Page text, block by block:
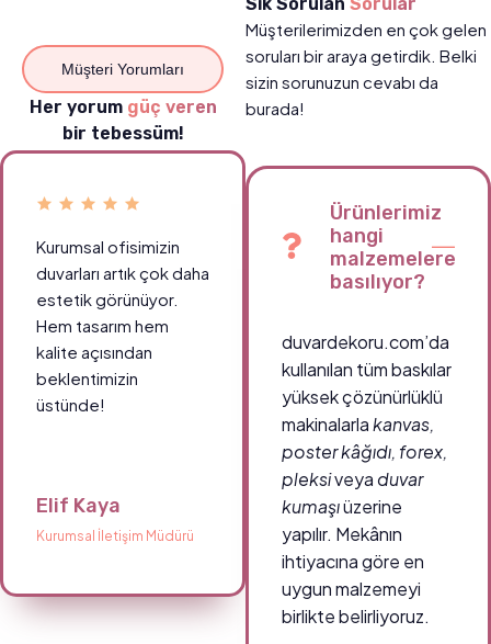
Müşteri Yorumları
Her yorum güç veren
bir tebessüm!
Kurumsal ofisimizin
duvarları artık çok daha
estetik görünüyor.
Hem tasarım hem
kalite açısından
beklentimizin
üstünde!
Elif Kaya
Kurumsal İletişim Müdürü
Okul koridorlarımızda
öğrencilerin ilgisini
çeken canlı tablolar
daha enerjik.
Teşekkürler
duvardekoru.com!
Ahmet Demir
Okul Müdürü
Müşterilerimizden en çok gelen
soruları bir araya getirdik. Belki
sizin sorunuzun cevabı da
burada!
Ürünlerimiz
hangi
malzemelere
basılıyor?
duvardekoru.com’da
kullanılan tüm baskılar
yüksek çözünürlüklü
makinalarlakanvas,
poster kâğıdı, forex,
pleksiveya duvar
kumaşıüzerine
yapılır. Mekânın
ihtiyacına göre en
uygun malzemeyi
birlikte belirliyoruz.